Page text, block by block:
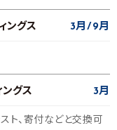
ングス 3月 9月
グス 3月
ト、寄付などと交換可